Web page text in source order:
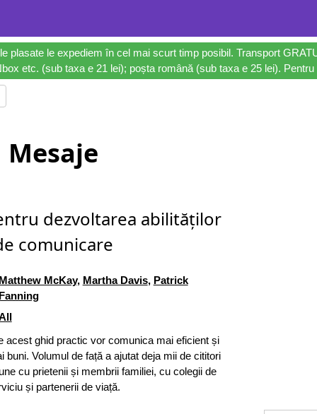
plasate le expediem în cel mai scurt timp posibil. Transport
etc. (sub taxa e 21 lei); poșta română (sub taxa e 25 lei).
Mesaje
dezvoltarea abilităților
comunicare
McKay, Martha Davis, Patrick
acest ghid practic vor comunica mai eficient și
buni. Volumul de față a ajutat deja mii de cititori
cu prietenii și membrii familiei, cu colegii de
și partenerii de viață.